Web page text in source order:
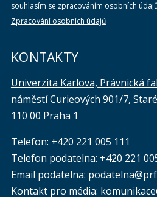
souhlasím se zpracováním osobních
Zpracování osobních údajů
KONTAKTY
Univerzita Karlova, Právnická
náměstí Curieových 901/7,
110 00 Praha 1
Telefon: +420 221 005 111
Telefon podatelna: +420 221
Email podatelna:
Kontakt pro média: